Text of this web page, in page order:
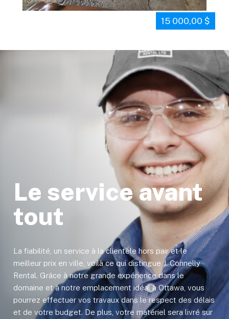
15 000,00 $
Le service avant
tout
La fiabilité, un service à la clientèle hors pair et le
meilleur prix en ville, voilà ce qui distingue J. Connelly
Rental. Grâce à notre grande expérience dans le
domaine et à notre emplacement idéal à Ottawa, vous
pourrez effectuer vos travaux dans le respect des délais
et de votre budget. De plus, votre matériel sera livré sur